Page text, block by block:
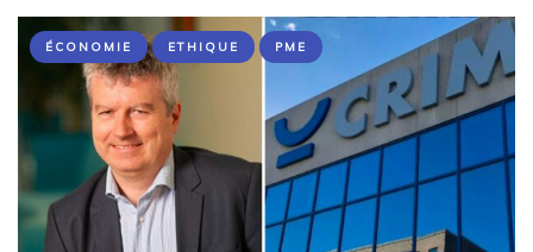
ÉCONOMIE ETHIQUE PME